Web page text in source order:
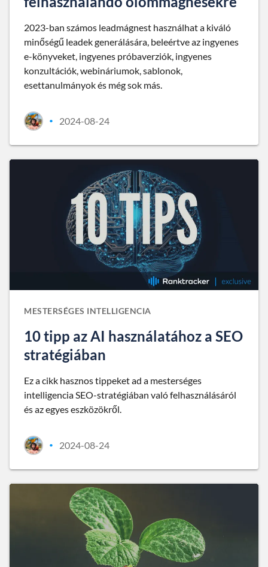
2023-ban számos leadmágnest használhat a kiváló
minőségű leadek generálására, beleértve az ingyenes
e-könyveket, ingyenes próbaverziók, ingyenes
konzultációk, webináriumok, sablonok,
esettanulmányok és még sok más.
• 2024-08-24
MESTERSÉGES INTELLIGENCIA
10 tipp az AI használatához a SEO
stratégiában
Ez a cikk hasznos tippeket ad a mesterséges
intelligencia SEO-stratégiában való felhasználásáról
és az egyes eszközökről.
• 2024-08-24